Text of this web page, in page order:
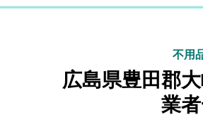
不用
広島県豊田郡
業